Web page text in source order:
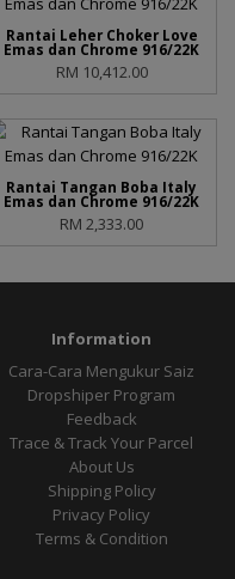
Rantai Leher Choker Love
Emas dan Chrome 916/22K
RM 10,412.00
Rantai Tangan Boba Italy
Emas dan Chrome 916/22K
RM 2,333.00
Information
Cara-Cara Mengukur Saiz
Dropshiper Program
Feedback
Trace & Track Your Parcel
About Us
Shipping Policy
Privacy Policy
Terms & Condition